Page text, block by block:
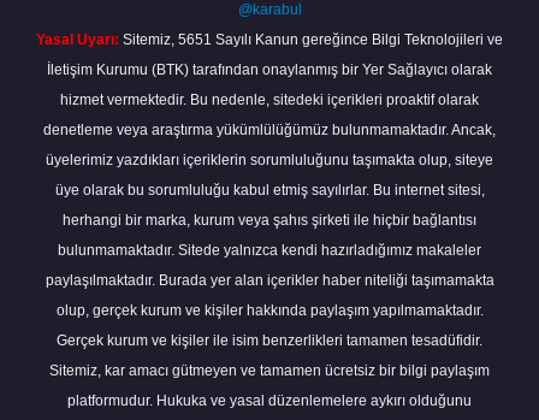
@karabul
Yasal Uyarı: Sitemiz, 5651 Sayılı Kanun gereğince Bilgi Teknolojileri ve
İletişim Kurumu (BTK) tarafından onaylanmış bir Yer Sağlayıcı olarak
hizmet vermektedir. Bu nedenle, sitedeki içerikleri proaktif olarak
denetleme veya araştırma yükümlülüğümüz bulunmamaktadır. Ancak,
üyelerimiz yazdıkları içeriklerin sorumluluğunu taşımakta olup, siteye
üye olarak bu sorumluluğu kabul etmiş sayılırlar. Bu internet sitesi,
herhangi bir marka, kurum veya şahıs şirketi ile hiçbir bağlantısı
bulunmamaktadır. Sitede yalnızca kendi hazırladığımız makaleler
paylaşılmaktadır. Burada yer alan içerikler haber niteliği taşımamakta
olup, gerçek kurum ve kişiler hakkında paylaşım yapılmamaktadır.
Gerçek kurum ve kişiler ile isim benzerlikleri tamamen tesadüfidir.
Sitemiz, kar amacı gütmeyen ve tamamen ücretsiz bir bilgi paylaşım
platformudur. Hukuka ve yasal düzenlemelere aykırı olduğunu